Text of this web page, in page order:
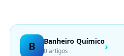
B Banheiro Químico
0 artigos ›